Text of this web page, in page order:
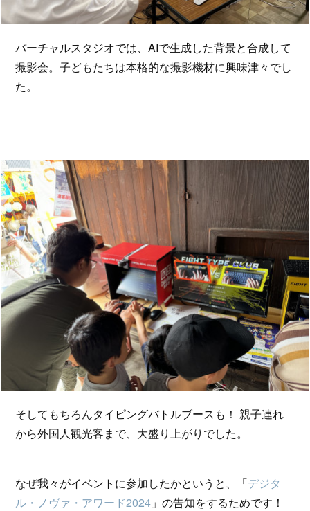
バーチャルスタジオでは、AIで生成した背景と合成して
撮影会。子どもたちは本格的な撮影機材に興味津々でし
た。
そしてもちろんタイピングバトルブースも！ 親子連れ
から外国人観光客まで、大盛り上がりでした。
なぜ我々がイベントに参加したかというと、「デジタ
ル・ノヴァ・アワード2024 」の告知をするためです！